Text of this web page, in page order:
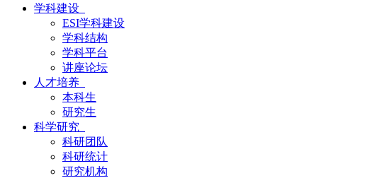
学科建设
ESI学科建设
学科结构
学科平台
讲座论坛
人才培养
本科生
研究生
科学研究
科研团队
科研统计
研究机构